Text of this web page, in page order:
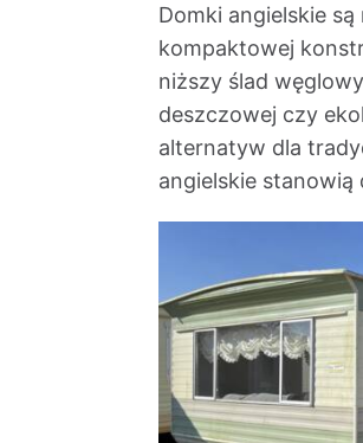
Domki angielskie
kompaktowej
niższy ślad
deszczowej czy
alternatyw dla
angielskie